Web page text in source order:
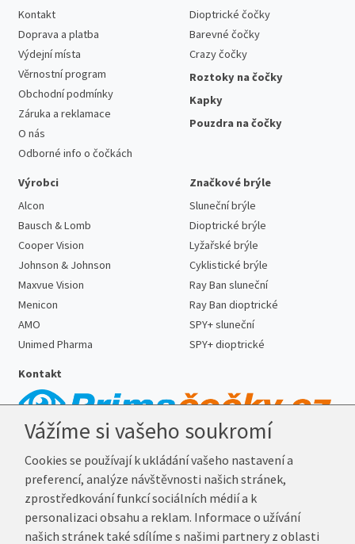
Kontakt
Doprava a platba
Výdejní místa
Věrnostní program
Obchodní podmínky
Záruka a reklamace
O nás
Odborné info o čočkách
Dioptrické čočky
Barevné čočky
Crazy čočky
Roztoky na čočky
Kapky
Pouzdra na čočky
Výrobci
Alcon
Bausch & Lomb
Cooper Vision
Johnson & Johnson
Maxvue Vision
Menicon
AMO
Unimed Pharma
Značkové brýle
Sluneční brýle
Dioptrické brýle
Lyžařské brýle
Cyklistické brýle
Ray Ban sluneční
Ray Ban dioptrické
SPY+ sluneční
SPY+ dioptrické
Kontakt
E-mail:info@prima-cocky.cz
Reklamační adresa
Andrea Votavová
Revoluční 1017
Vážíme si vašeho soukromí
Cookies se používají k ukládání vašeho nastavení a
preferencí, analýze návštěvnosti našich stránek,
zprostředkování funkcí sociálních médií a k
personalizaci obsahu a reklam. Informace o užívání
našich stránek také sdílíme s našimi partnery z oblasti